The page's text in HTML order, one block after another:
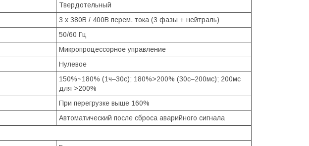
Твердотельный
3 x 380В / 400В перем. тока (3 фазы + нейтраль)
50/60 Гц
Микропроцессорное управление
Нулевое
150%~180% (1ч–30с); 180%>200% (30с–200мс); 200мс
для >200%
При перегрузке выше 160%
Автоматический после сброса аварийного сигнала